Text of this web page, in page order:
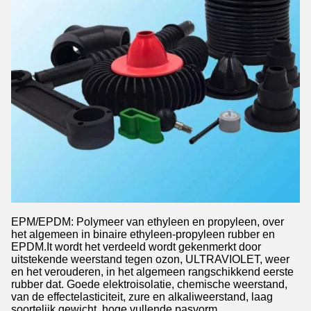
EPM/EPDM: Polymeer van ethyleen en propyleen, over
het algemeen in binaire ethyleen-propyleen rubber en
EPDM.It wordt het verdeeld wordt gekenmerkt door
uitstekende weerstand tegen ozon, ULTRAVIOLET, weer
en het verouderen, in het algemeen rangschikkend eerste
rubber dat. Goede elektroisolatie, chemische weerstand,
van de effectelasticiteit, zure en alkaliweerstand, laag